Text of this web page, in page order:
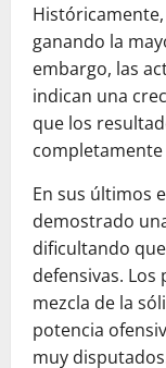
ganando la
embargo, las
indican una
que los
En sus últimos
demostrado
dificultando
defensivas.
mezcla de la
potencia
muy